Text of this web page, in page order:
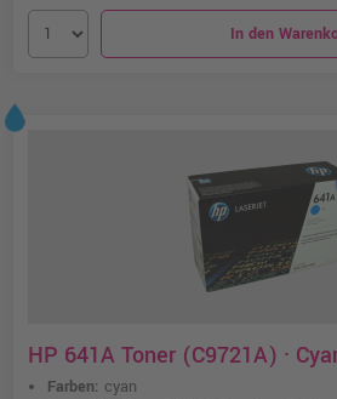
In den
HP 641A Toner (C9721A) ·
Farben: cyan